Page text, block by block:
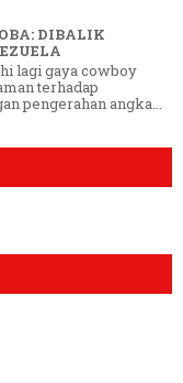
DIBALIK
lagi gaya cowboy
terhadap
pengerahan angka...